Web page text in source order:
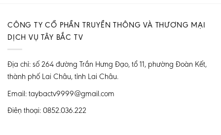
CÔNG TY CỔ PHẦN TRUYỀN THÔNG VÀ THƯƠNG MẠI
DỊCH VỤ TÂY BẮC TV
Địa chỉ: số 264 đường Trần Hưng Đạo, tổ 11, phường Đoàn Kết,
thành phố Lai Châu, tỉnh Lai Châu.
Email: taybactv9999@gmail.com
Điện thoại: 0852.036.222